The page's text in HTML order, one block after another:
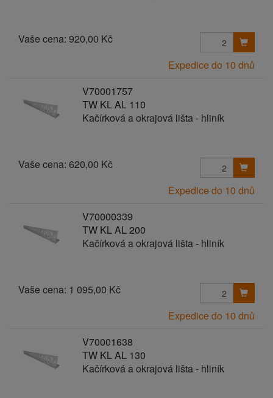
Vaše cena: 920,00 Kč
Expedice do 10 dnů
V70001757
TW KL AL 110
Kačírková a okrajová lišta - hliník
Vaše cena: 620,00 Kč
Expedice do 10 dnů
V70000339
TW KL AL 200
Kačírková a okrajová lišta - hliník
Vaše cena: 1 095,00 Kč
Expedice do 10 dnů
V70001638
TW KL AL 130
Kačírková a okrajová lišta - hliník